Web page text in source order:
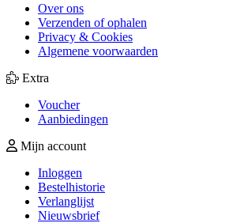
Over ons
Verzenden of ophalen
Privacy & Cookies
Algemene voorwaarden
Extra
Voucher
Aanbiedingen
Mijn account
Inloggen
Bestelhistorie
Verlanglijst
Nieuwsbrief